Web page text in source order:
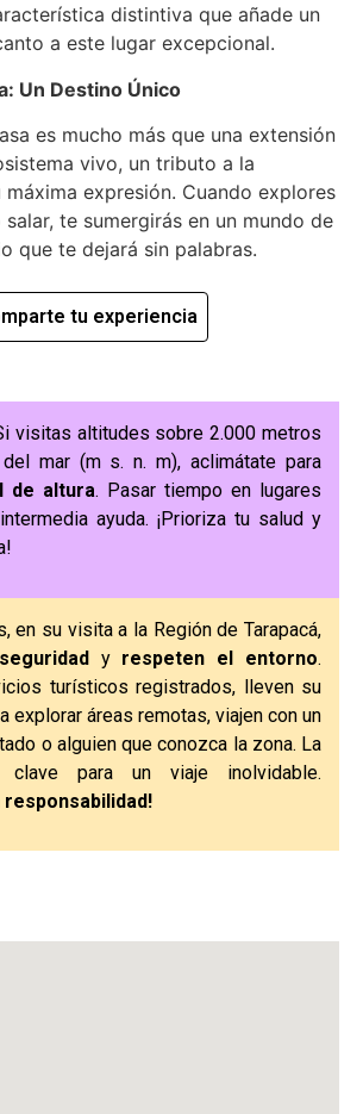
distintiva que añade un
a este lugar excepcional.
Un Destino Único
es mucho más que una extensión
vivo, un tributo a la
máxima expresión. Cuando explores
te sumergirás en un mundo de
que te dejará sin palabras.
tu experiencia
visitas altitudes sobre 2.000 metros
mar (m s. n. m), aclimátate para
de altura. Pasar tiempo en lugares
ayuda. ¡Prioriza tu salud y
en su visita a la Región de Tarapacá,
y respeten el entorno.
turísticos registrados, lleven su
explorar áreas remotas, viajen con un
o alguien que conozca la zona. La
clave para un viaje inolvidable.
responsabilidad!